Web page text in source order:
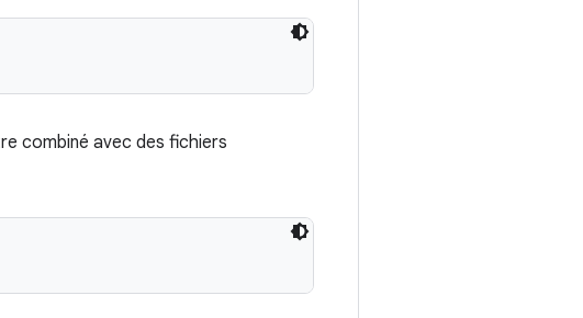
combiné avec des fichiers